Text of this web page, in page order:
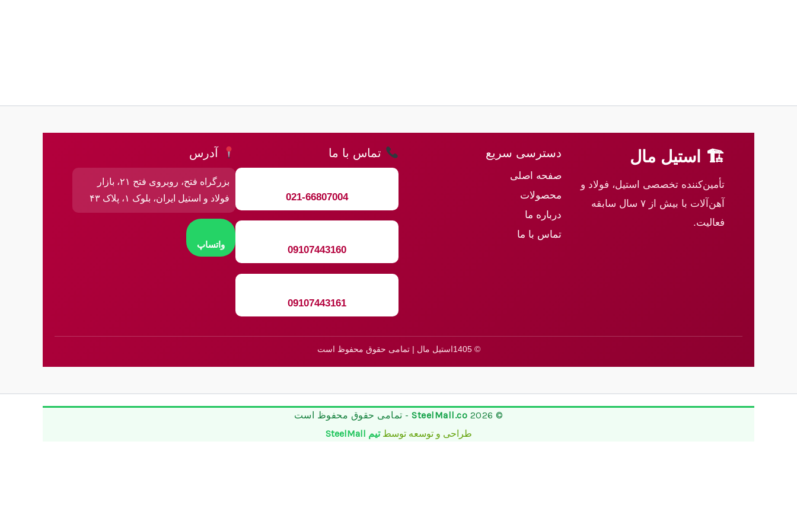
🏗 استیل مال
تأمین‌کننده تخصصی استیل، فولاد و
آهن‌آلات با بیش از ۷ سال سابقه
فعالیت.
دسترسی سریع
صفحه اصلی
محصولات
درباره ما
تماس با ما
تماس با ما
021-66807004
09107443160
09107443161
آدرس
بزرگراه فتح، روبروی فتح ۲۱، بازار
فولاد و استیل ایران، بلوک ۱، پلاک ۴۳
واتساپ
© 1405استیل مال | تمامی حقوق محفوظ است
© 2026
SteelMall.co - تمامی حقوق محفوظ است
طراحی و توسعه توسطتیم SteelMall